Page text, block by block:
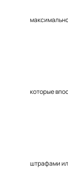
которые
штрафами